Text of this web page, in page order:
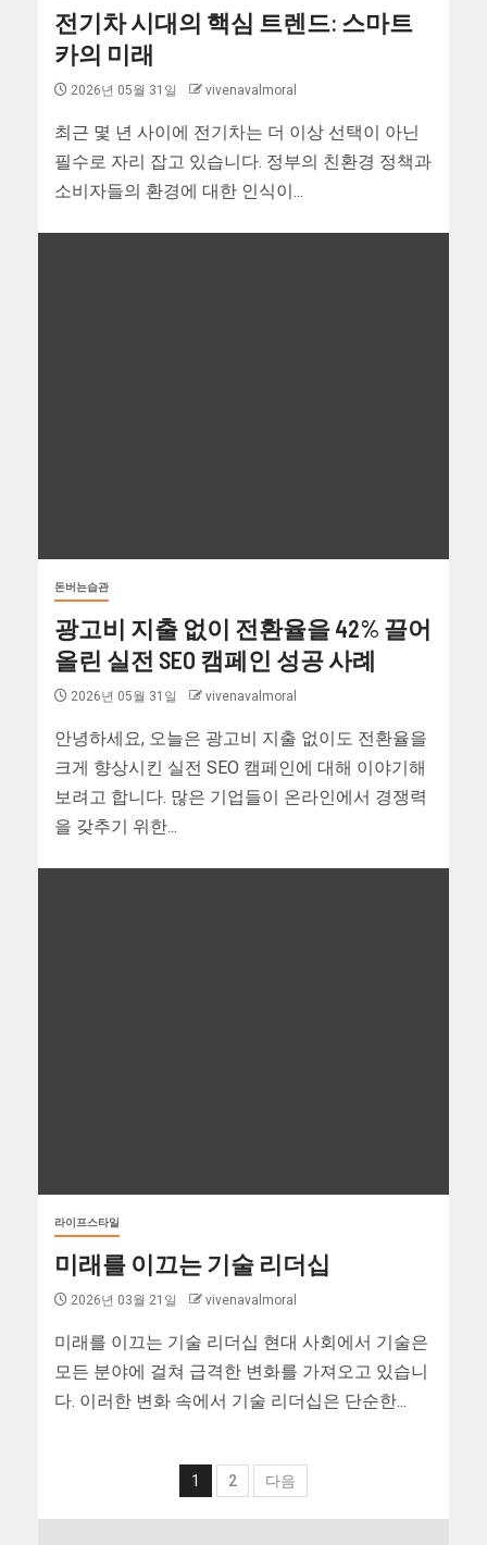
전기차 시대의 핵심 트렌드: 스마트
카의 미래
2026년 05월 31일 vivenavalmoral
최근 몇 년 사이에 전기차는 더 이상 선택이 아닌
필수로 자리 잡고 있습니다. 정부의 친환경 정책과
소비자들의 환경에 대한 인식이...
돈버는습관
광고비 지출 없이 전환율을 42% 끌어
올린 실전 SEO 캠페인 성공 사례
2026년 05월 31일 vivenavalmoral
안녕하세요, 오늘은 광고비 지출 없이도 전환율을
크게 향상시킨 실전 SEO 캠페인에 대해 이야기해
보려고 합니다. 많은 기업들이 온라인에서 경쟁력
을 갖추기 위한...
라이프스타일
미래를 이끄는 기술 리더십
2026년 03월 21일 vivenavalmoral
미래를 이끄는 기술 리더십 현대 사회에서 기술은
모든 분야에 걸쳐 급격한 변화를 가져오고 있습니
다. 이러한 변화 속에서 기술 리더십은 단순한...
1 2 다음